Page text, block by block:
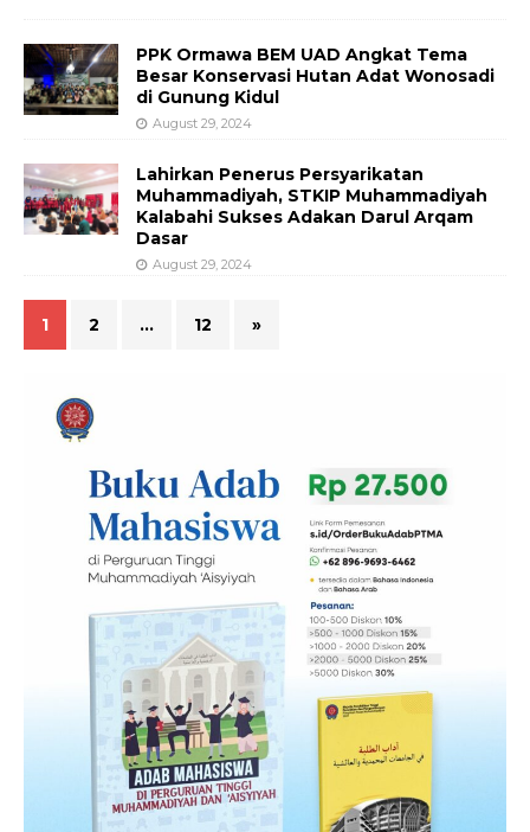
PPK Ormawa BEM UAD Angkat Tema
Besar Konservasi Hutan Adat Wonosadi
di Gunung Kidul
August 29, 2024
Lahirkan Penerus Persyarikatan
Muhammadiyah, STKIP Muhammadiyah
Kalabahi Sukses Adakan Darul Arqam
Dasar
August 29, 2024
1 2 … 12 »